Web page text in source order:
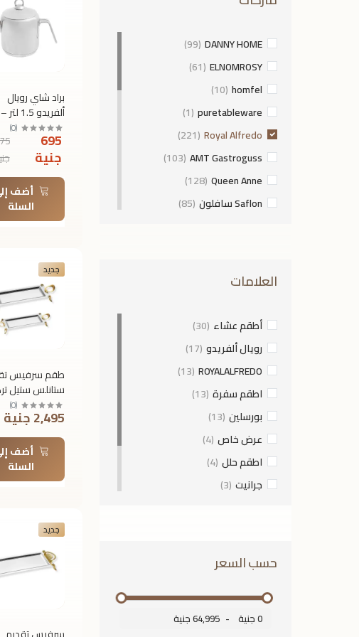
DANNY HOME
(99)
ELNOMROSY
(61)
homfel
(10)
puretableware
(1)
Royal Alfredo
(221)
AMT Gastroguss
(103)
Queen Anne
(128)
Saflon سافلون
(85)
(27)
بيرج هوف(12)
قنديل مصر(1)
Crystal Bohemia | كريستال
بوهيميا(1)
ماستر شيف MASTER CHEF
ALMA COOKWARE
Avsar Enamel Cookware
ميتالتكس
العلامات
أطقم عشاء (30)
رويال ألفريدو (17)
ROYALALFREDO
(13)
اطقم سفرة (13)
بورسلين (13)
عرض خاص (4)
اطقم حلل (4)
جرانيت (3)
حسب السعر
0 جنية - 64,995 جنية
براد شاي رويال
ألفريدو 1.5 لتر –
ستانلس ستيل
(
0
)
695
جنية
أضف
السلة
جديد
طقم سرفيس
ستانلس ستيل
رويال ألفريدو
2 قطعة – مقبض
فردي – روز
T154+158
(
0
)
2,495 جنية
أضف
السلة
جديد